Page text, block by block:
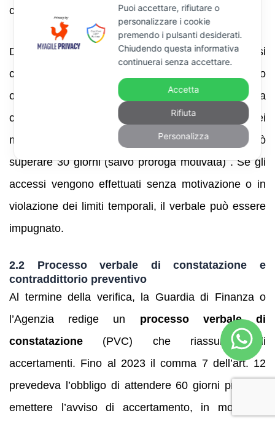
circostanze che giustificano l’accesso .
Durante l’accesso, i verificatori devono comportarsi
correttamente: devono operare durante l’orario
ordinario, arrecare il minimo disturbo, rilasciare una
copia del verbale e informare il contribuente dei
motivi e dei diritti di difesa . La permanenza non può
superare 30 giorni (salvo proroga motivata) . Se gli
accessi vengono effettuati senza motivazione o in
violazione dei limiti temporali, il verbale può essere
impugnato.
2.2 Processo verbale di constatazione e
contraddittorio preventivo
Al termine della verifica, la Guardia di Finanza o
l’Agenzia redige un processo verbale di
constatazione (PVC) che riassume gli
accertamenti. Fino al 2023 il comma 7 dell’art. 12
prevedeva l’obbligo di attendere 60 giorni prima di
emettere l’avviso di accertamento, in modo da
Puoi accettare, rifiutare o
personalizzare i cookie
premendo i pulsanti desiderati.
Chiudendo questa informativa
continuerai senza accettare.
Accetta
Rifiuta
Personalizza